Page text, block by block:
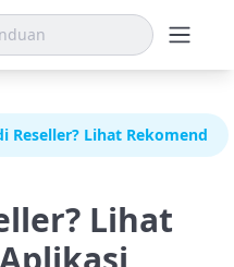
Reseller? Lihat
Lihat